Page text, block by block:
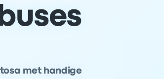
met handige